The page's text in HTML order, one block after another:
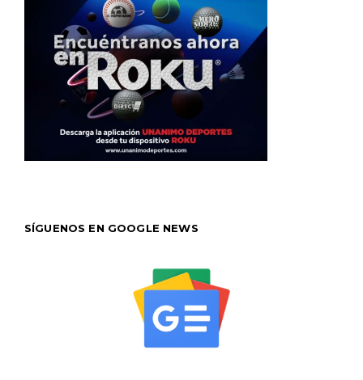
SÍGUENOS EN GOOGLE NEWS